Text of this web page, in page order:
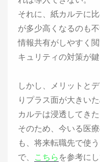
それに、紙カルテに
が多少高くなるのも不
情報共有がしやすく
キュリティの対策が鍵
しかし、メリットと
りプラス面が大きい
カルテは浸透してきた
そのため、今いる医
も、将来転職先で使
で、
こちら を参考に